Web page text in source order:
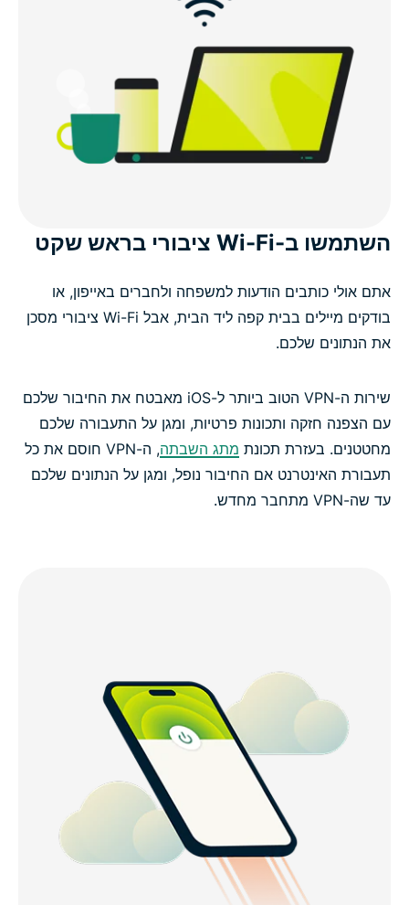
השתמשו ב-Wi-Fi ציבורי בראש שקט
אתם אולי כותבים הודעות למשפחה ולחברים באייפון, או
בודקים מיילים בבית קפה ליד הבית, אבל Wi-Fi ציבורי מסכן
את הנתונים שלכם.
שירות ה-VPN הטוב ביותר ל-iOS מאבטח את החיבור שלכם
עם הצפנה חזקה ותכונות פרטיות, ומגן על התעבורה שלכם
מחטטנים. בעזרת תכונת מתג השבתה
, ה-VPN חוסם את כל
תעבורת האינטרנט אם החיבור נופל, ומגן על הנתונים שלכם
עד שה-VPN מתחבר מחדש.